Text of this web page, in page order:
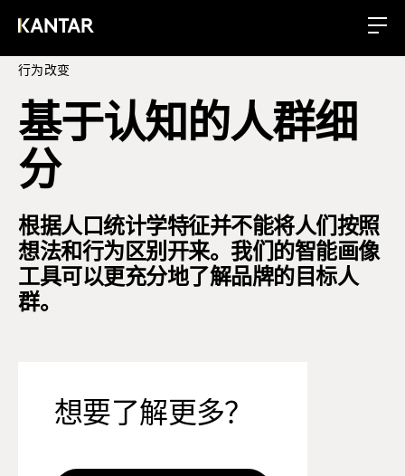
行为改变
基于认知的人群细
分
根据人口统计学特征并不能将人们按照
想法和行为区别开来。我们的智能画像
工具可以更充分地了解品牌的目标人
群。
想要了解更多？